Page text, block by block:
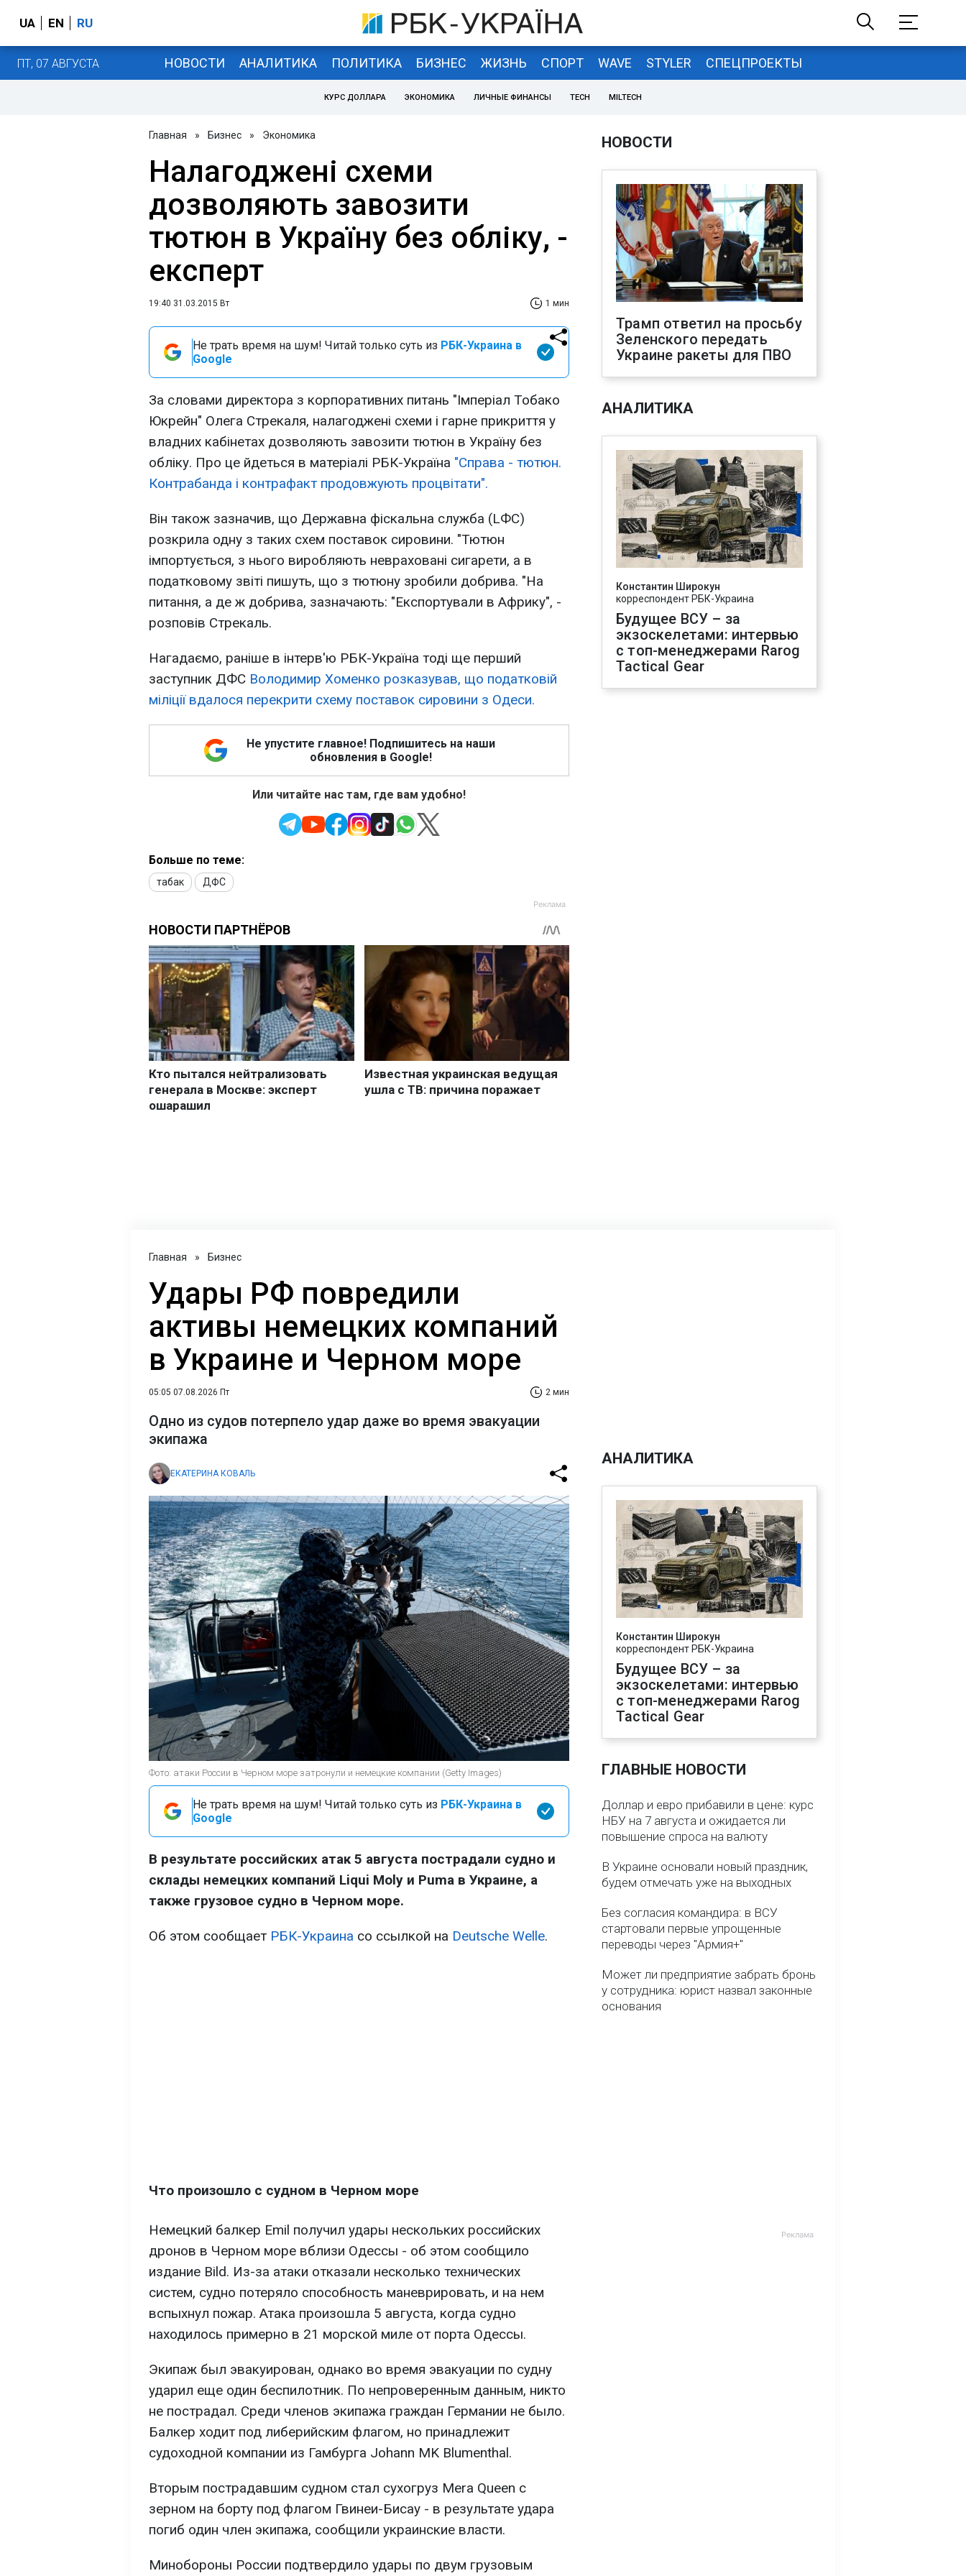
UA EN RU
ПТ, 07 АВГУСТА НОВОСТИ АНАЛИТИКА ПОЛИТИКА БИЗНЕС ЖИЗНЬ СПОРТ WAVE STYLER СПЕЦПРОЕКТЫ
КУРС ДОЛЛАРА ЭКОНОМИКА ЛИЧНЫЕ ФИНАНСЫ TECH MILTECH
Главная » Бизнес » Экономика
Налагоджені схеми
дозволяють завозити
тютюн в Україну без обліку, -
експерт
19:40 31.03.2015 Вт 1 мин
Не трать время на шум! Читай только суть из РБК-Украина в
Google
За словами директора з корпоративних питань "Імперіал Тобако
Юкрейн" Олега Стрекаля, налагоджені схеми і гарне прикриття у
владних кабінетах дозволяють завозити тютюн в Україну без
обліку. Про це йдеться в матеріалі РБК-Україна "Справа - тютюн.
Контрабанда і контрафакт продовжують процвітати".
Він також зазначив, що Державна фіскальна служба (LФС)
розкрила одну з таких схем поставок сировини. "Тютюн
імпортується, з нього виробляють невраховані сигарети, а в
податковому звіті пишуть, що з тютюну зробили добрива. "На
питання, а де ж добрива, зазначають: "Експортували в Африку", -
розповів Стрекаль.
Нагадаємо, раніше в інтерв'ю РБК-Україна тоді ще перший
заступник ДФС Володимир Хоменко розказував, що податковій
міліції вдалося перекрити схему поставок сировини з Одеси.
Не упустите главное! Подпишитесь на наши
обновления в Google!
Или читайте нас там, где вам удобно!
Больше по теме:
табак ДФС
НОВОСТИ
Трамп ответил на просьбу
Зеленского передать
Украине ракеты для ПВО
АНАЛИТИКА
Константин Широкун
корреспондент РБК-Украина
Будущее ВСУ – за
экзоскелетами: интервью
с топ-менеджерами Rarog
Tactical Gear
Главная » Бизнес
Удары РФ повредили
активы немецких компаний
в Украине и Черном море
05:05 07.08.2026 Пт 2 мин
Одно из судов потерпело удар даже во время эвакуации
экипажа
ЕКАТЕРИНА КОВАЛЬ
Фото: атаки России в Черном море затронули и немецкие компании (Getty Images)
Не трать время на шум! Читай только суть из РБК-Украина в
Google
В результате российских атак 5 августа пострадали судно и
склады немецких компаний Liqui Moly и Puma в Украине, а
также грузовое судно в Черном море.
Об этом сообщает РБК-Украина со ссылкой на Deutsche Welle.
Что произошло с судном в Черном море
Немецкий балкер Emil получил удары нескольких российских
дронов в Черном море вблизи Одессы - об этом сообщило
издание Bild. Из-за атаки отказали несколько технических
систем, судно потеряло способность маневрировать, и на нем
вспыхнул пожар. Атака произошла 5 августа, когда судно
находилось примерно в 21 морской миле от порта Одессы.
Экипаж был эвакуирован, однако во время эвакуации по судну
ударил еще один беспилотник. По непроверенным данным, никто
не пострадал. Среди членов экипажа граждан Германии не было.
Балкер ходит под либерийским флагом, но принадлежит
судоходной компании из Гамбурга Johann MK Blumenthal.
Вторым пострадавшим судном стал сухогруз Mera Queen с
зерном на борту под флагом Гвинеи-Бисау - в результате удара
погиб один член экипажа, сообщили украинские власти.
Минобороны России подтвердило удары по двум грузовым
АНАЛИТИКА
Константин Широкун
корреспондент РБК-Украина
Будущее ВСУ – за
экзоскелетами: интервью
с топ-менеджерами Rarog
Tactical Gear
ГЛАВНЫЕ НОВОСТИ
Доллар и евро прибавили в цене: курс
НБУ на 7 августа и ожидается ли
повышение спроса на валюту
В Украине основали новый праздник,
будем отмечать уже на выходных
Без согласия командира: в ВСУ
стартовали первые упрощенные
переводы через "Армия+"
Может ли предприятие забрать бронь
у сотрудника: юрист назвал законные
основания